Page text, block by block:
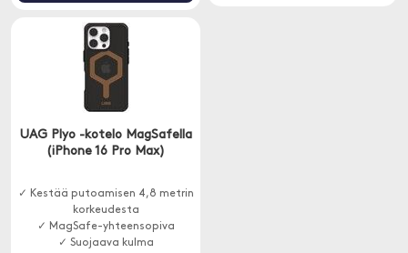
UAG Plyo -kotelo MagSafella
(iPhone 16 Pro Max)
✓ Kestää putoamisen 4,8 metrin
korkeudesta
✓ MagSafe-yhteensopiva
✓ Suojaava kulma